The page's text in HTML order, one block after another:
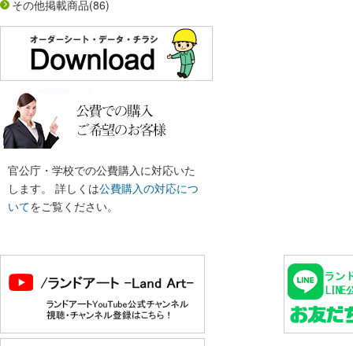
その他掲載商品(86)
官公庁・学校での公費購入に対応いた
します。 詳しくは公費購入の対応につ
いてをご覧ください。